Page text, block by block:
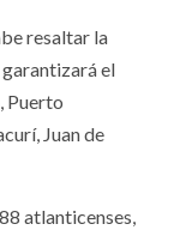
resaltar la
el
Puerto
Juan de
atlanticenses,